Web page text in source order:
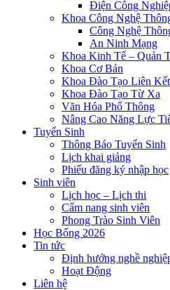
Điện Công
Khoa Công Nghệ
Công Nghệ
An Ninh Mạng
Khoa Kinh Tế – Quản
Khoa Cơ Bản
Khoa Đào Tạo Liên
Khoa Đào Tạo Từ Xa
Văn Hóa Phổ Thông
Nâng Cao Năng Lực
Tuyển Sinh
Thông Báo Tuyển Sinh
Lịch khai giảng
Phiếu đăng ký nhập học
Sinh viên
Lịch học – Lịch thi
Cẩm nang sinh viên
Phong Trào Sinh Viên
Học Bổng 2026
Tin tức
Định hướng nghề
Hoạt Động
Liên hệ